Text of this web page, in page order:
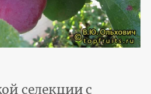
селекции с